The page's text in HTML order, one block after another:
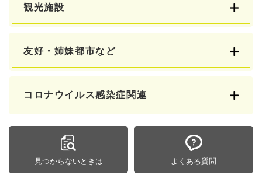
観光施設
友好・姉妹都市など
コロナウイルス感染症関連
見つからないときは よくある質問